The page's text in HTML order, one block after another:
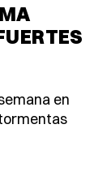
en